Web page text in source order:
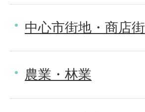
中心市街地・商店街
農業・林業